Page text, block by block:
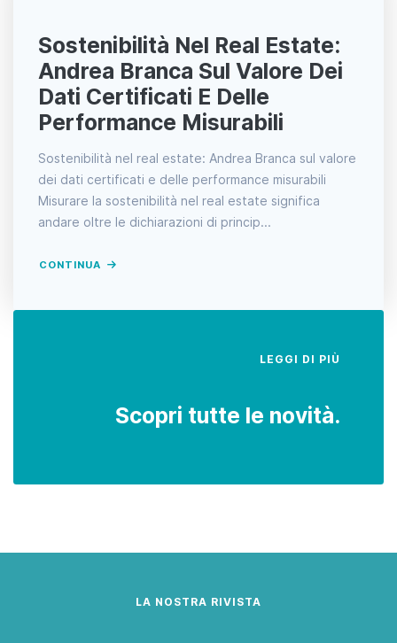
Sostenibilità Nel Real Estate:
Andrea Branca Sul Valore Dei
Dati Certificati E Delle
Performance Misurabili
Sostenibilità nel real estate: Andrea Branca sul valore
dei dati certificati e delle performance misurabili
Misurare la sostenibilità nel real estate significa
andare oltre le dichiarazioni di princip...
CONTINUA
LEGGI DI PIÙ
Scopri tutte le novità.
LA NOSTRA RIVISTA